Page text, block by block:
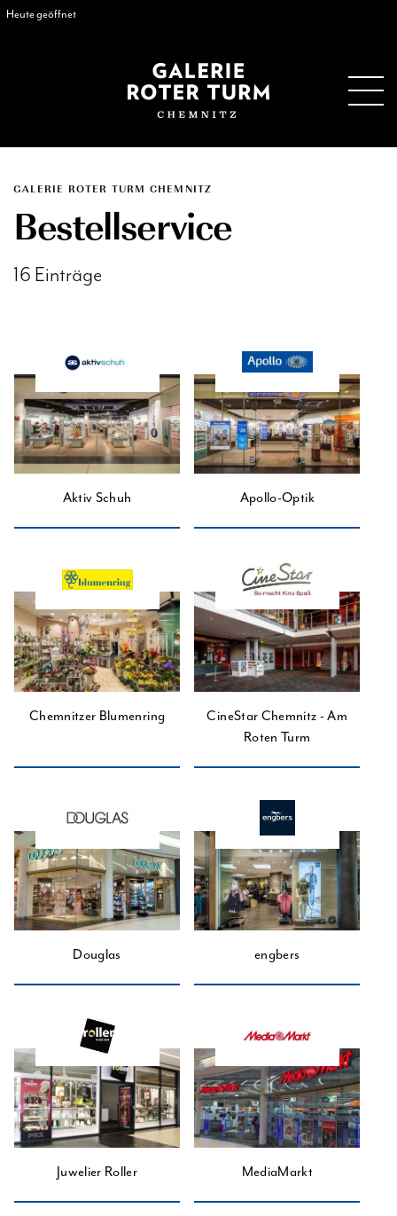
Heute geöffnet
GALERIE ROTER TURM CHEMNITZ
Bestellservice
16 Einträge
Aktiv Schuh Apollo-Optik
Chemnitzer Blumenring
CineStar Chemnitz - Am
Roten Turm
Douglas engbers
Juwelier Roller MediaMarkt